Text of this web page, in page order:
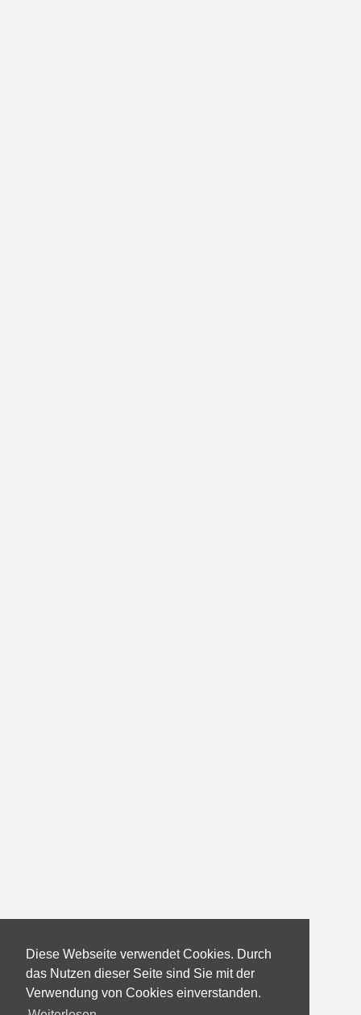
Diese Webseite verwendet Cookies. Durch
das Nutzen dieser Seite sind Sie mit der
Verwendung von Cookies einverstanden.